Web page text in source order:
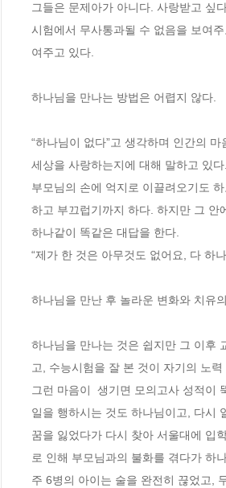
그들은 문제아가 아니다. 사랑받고 싶
시험에서 무사통과될 수 없음을 보여
여주고 있다.
하나님을 만나는 방법은 어렵지 않다.
“하나님이 없다”고 생각하며 인간의
세상을 사랑하는지에 대해 말하고 있
부모님의 손에 억지로 이끌려오기도
하고 부끄럽기까지 하다. 하지만 그
하나같이 똑같은 대답을 한다.
“제가 한 것은 아무것도 없어요, 다 하
하나님을 만난 후 놀라운 변화와 치유
하나님을 만나는 것은 쉽지만 그 이후
고, 수능시험을 잘 본 것이 자기의 노
그런 마음이  생기면 모의고사 성적이
일을 행하시는 것도 하나님이고, 다시
꿈을 잃었다가 다시 찾아 서울대에 입
로 인해 부모님과의 불화를 겪다가 하
주 6병의 아이는 술을 완전히 끊었고,